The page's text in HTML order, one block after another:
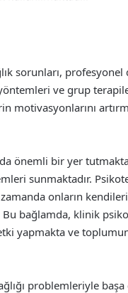
sorunları,
ve grup
motivasyonlarını
önemli bir yer
sunmaktadır.
zamanda onların
Bu bağlamda, klinik
yapmakta ve
problemleriyle başa